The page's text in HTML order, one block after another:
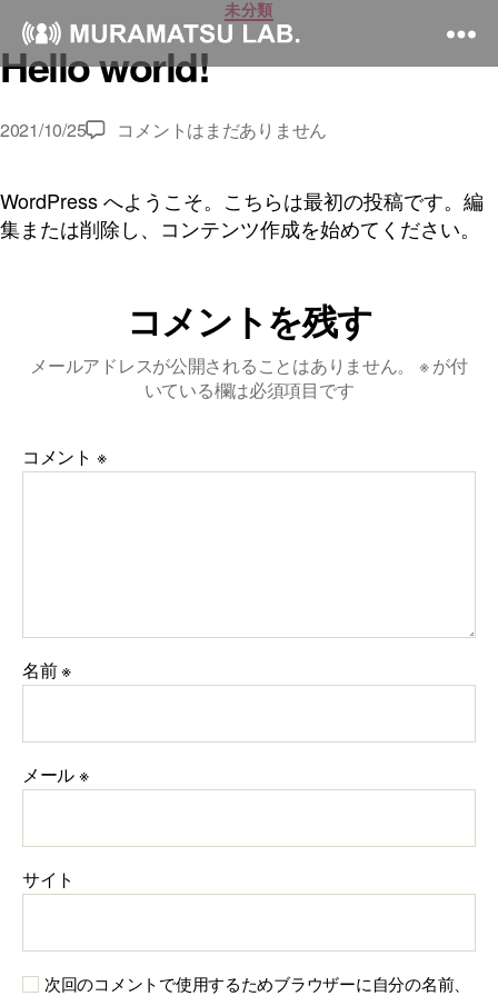
ゴ
リ
未分類
Hello world!
2021/10/25
Hello
の
コメントはまだありません
WordPress へようこそ。こちらは最初の投稿です。編
集または削除し、コンテンツ作成を始めてください。
コメントを残す
メールアドレスが公開されることはありません。 ※が付
いている欄は必須項目です
コメント ※
名前※
メール※
サイト
次回のコメントで使用するためブラウザーに自分の名前、